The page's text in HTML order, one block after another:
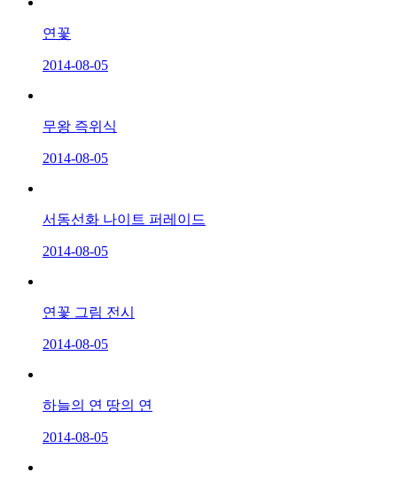
연꽃
2014-08-05
무왕 즉위식
2014-08-05
서동선화 나이트 퍼레이드
2014-08-05
연꽃 그림 전시
2014-08-05
하늘의 연 땅의 연
2014-08-05